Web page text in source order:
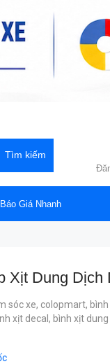
Báo Giá Nhanh
Xịt Dung Dịch
sóc xe, colopmart,
xịt decal, bình xịt dung